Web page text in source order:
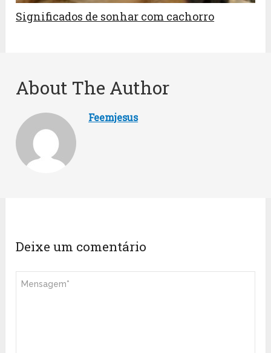
Significados de sonhar com cachorro
About The Author
Feemjesus
Deixe um comentário